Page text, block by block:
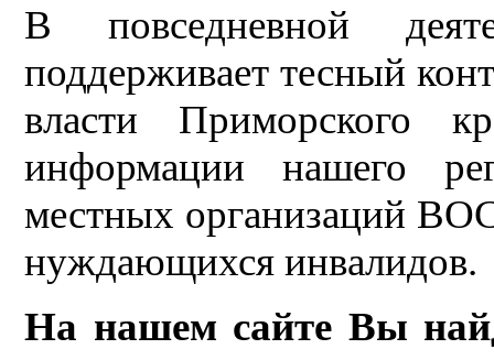
В повседневной
поддерживает тесный
власти Приморского
информации нашего
местных организаций
нуждающихся инвалидов.
На нашем сайте Вы